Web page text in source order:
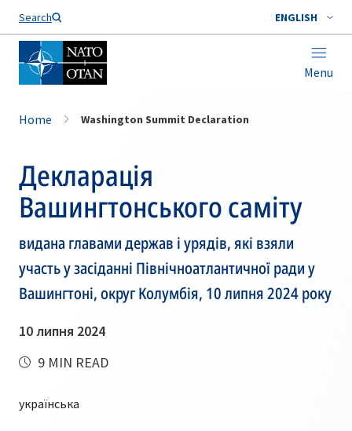
Search ENGLISH
Menu
Home Washington Summit Declaration
Декларація
Вашингтонського саміту
видана главами держав і урядів, які взяли
участь у засіданні Північноатлантичної ради у
Вашингтоні, округ Колумбія, 10 липня 2024 року
10 липня 2024
9 MIN READ